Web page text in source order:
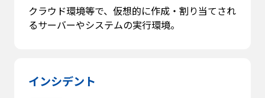
クラウド環境等で、仮想的に作成・割り当てされ
るサーバーやシステムの実行環境。
インシデント